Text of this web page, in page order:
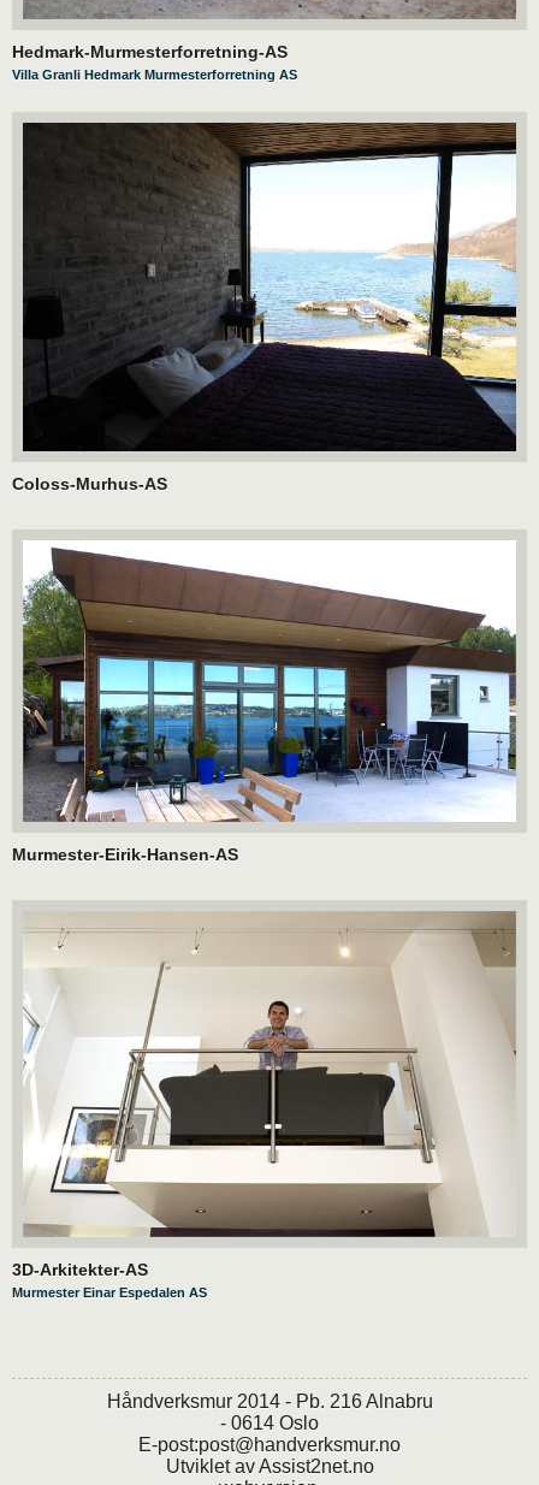
Hedmark-Murmesterforretning-AS
Villa Granli Hedmark Murmesterforretning AS
Coloss-Murhus-AS
Murmester-Eirik-Hansen-AS
3D-Arkitekter-AS
Murmester Einar Espedalen AS
Håndverksmur 2014 - Pb. 216 Alnabru
- 0614 Oslo
E-post:post@handverksmur.no
Utviklet avAssist2net.no